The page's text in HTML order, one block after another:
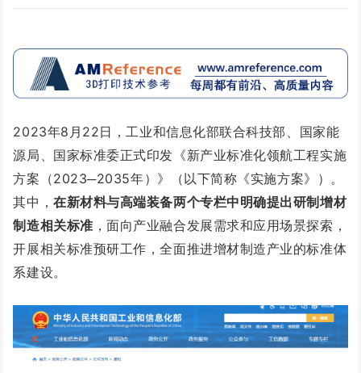
2023年8月22日，工业和信息化部联合科技部、国家能
源局、国家标准委正式印发《新产业标准化领航工程实施
方案（2023─2035年）》（以下简称《实施方案》）。
其中，在新材料与高端装备两个专栏中明确提出研制增材
制造相关标准 ，面向产业融合发展需求和应用场景探索，
开展相关标准预研工作，全面推进增材制造产业的标准体
系建设。